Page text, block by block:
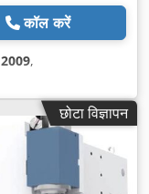
कॉल करें
2009,
छोटा विज्ञापन